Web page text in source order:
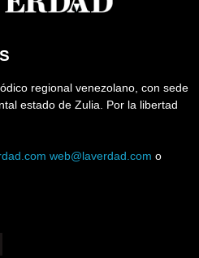
regional venezolano, con sede
estado de Zulia. Por la libertad
web@laverdad.com o